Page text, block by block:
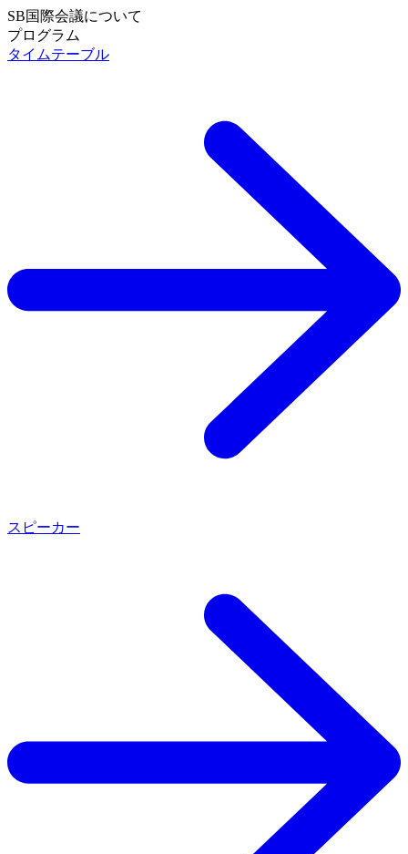
SB国際会議について
SB国際会議について TOP
プログラム
プログラム TOP
LEARNING
タイムテーブル
スピーカー